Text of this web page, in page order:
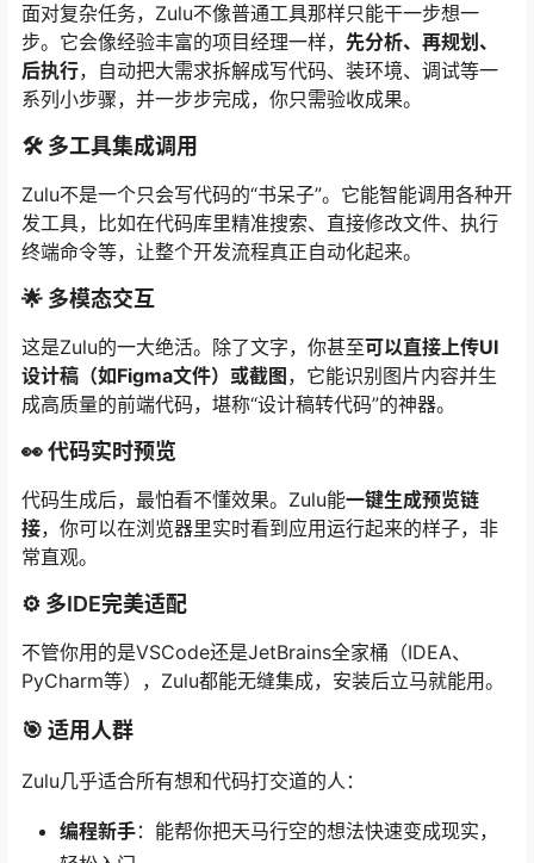
面对复杂任务，Zulu不像普通工具那样只能干一步想一
步。它会像经验丰富的项目经理一样， 先分析、再规划、
后执行，自动把大需求拆解成写代码、装环境、调试等一
系列小步骤，并一步步完成，你只需验收成果。
🛠️ 多工具集成调用
Zulu不是一个只会写代码的“书呆子”。它能智能调用各种开
发工具，比如在代码库里精准搜索、直接修改文件、执行
终端命令等，让整个开发流程真正自动化起来。
🌟 多模态交互
这是Zulu的一大绝活。除了文字，你甚至可以直接上传UI
设计稿（如Figma文件）或截图 ，它能识别图片内容并生
成高质量的前端代码，堪称“设计稿转代码”的神器。
👀 代码实时预览
代码生成后，最怕看不懂效果。Zulu能一键生成预览链
接，你可以在浏览器里实时看到应用运行起来的样子，非
常直观。
⚙️ 多IDE完美适配
不管你用的是VSCode还是JetBrains全家桶（IDEA、
PyCharm等），Zulu都能无缝集成，安装后立马就能用。
🎯 适用人群
Zulu几乎适合所有想和代码打交道的人：
编程新手：能帮你把天马行空的想法快速变成现实，